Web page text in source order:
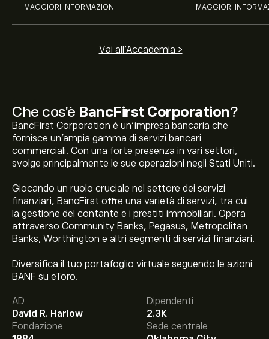
Che cos'è BancFirst Corporation?
BancFirst Corporation è un’impresa bancaria che
fornisce un'ampia gamma di servizi bancari
commerciali. Con una forte presenza in vari settori,
svolge principalmente le sue operazioni negli Stati Uniti.
Giocando un ruolo cruciale nel settore dei servizi
finanziari, BancFirst offre una varietà di servizi, tra cui
la gestione del contante e i prestiti immobiliari. Opera
attraverso Community Banks, Pegasus, Metropolitan
Banks, Worthington e altri segmenti di servizi finanziari.
Diversifica il tuo portafoglio virtuale seguendo le azioni
BANF su eToro.
AD
David R. Harlow
Dipendenti
2.3K
Fondazione
Sede centrale
MAGGIORI INFORMAZIONI MAGGIORI
Vai all'Accademia >
Il prezzo attuale delle azioni BANF è di 113.33‎$‎.